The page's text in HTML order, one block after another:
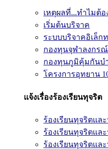
เหตุผลที่...ทำไมต้
เริ่มต้นบริจาค
ระบบบริจาคอิเล็ก
กองทุนจุฬาลงกร
กองทุนภูมิคุ้มกันบ
โครงการอุทยาน
แจ้งเรื่องร้องเรียนทุจริต
ร้องเรียนทุจริตแล
ร้องเรียนทุจริตแล
ร้องเรียนทุจริตแล